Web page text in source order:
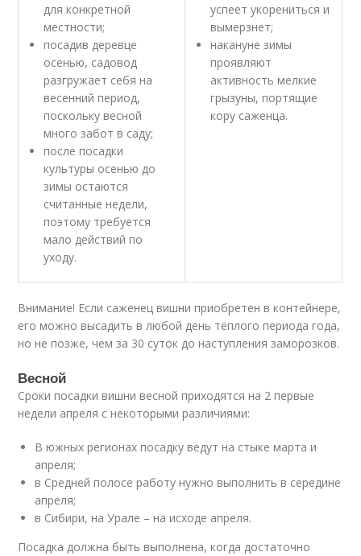
для конкретной
местности;
посадив деревце
осенью, садовод
разгружает себя на
весенний период,
поскольку весной
много забот в саду;
после посадки
культуры осенью до
зимы остаются
считанные недели,
поэтому требуется
мало действий по
уходу.
успеет укорениться и
вымерзнет;
накануне зимы
проявляют
активность мелкие
грызуны, портящие
кору саженца.
Внимание! Если саженец вишни приобретен в контейнере,
его можно высадить в любой день тёплого периода года,
но не позже, чем за 30 суток до наступления заморозков.
Весной
Сроки посадки вишни весной приходятся на 2 первые
недели апреля с некоторыми различиями:
В южных регионах посадку ведут на стыке марта и
апреля;
в Средней полосе работу нужно выполнить в середине
апреля;
в Сибири, на Урале – на исходе апреля.
Посадка должна быть выполнена, когда достаточно